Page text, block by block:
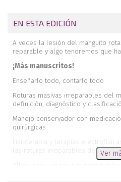
EN ESTA EDICIÓN
A veces la lesión del manguito
reparable y algo tendremos que
¡Más manuscritos!
Enseñarlo todo, contarlo todo
Roturas masivas irreparables del
definición, diagnóstico y
Manejo conservador con
quirúrgicas
Fisioterapia y terapias
las roturas irreparables del
Alternativas en roturas
Ver